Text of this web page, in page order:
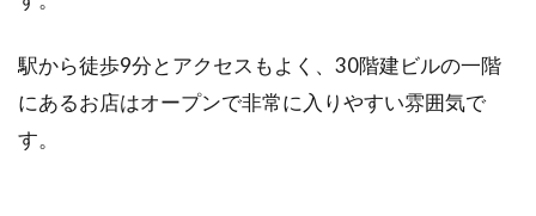
の
い
師
を
駅から徒歩9分とアクセスもよく、30階建ビルの一階
にあるお店はオープンで非常に入りやすい雰囲気で
す。